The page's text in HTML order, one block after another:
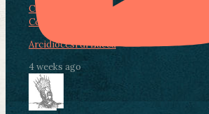
Condividi su Facebook
Condividi su LinkedIn
Arcidiocesi di Lucca
4 weeks ago